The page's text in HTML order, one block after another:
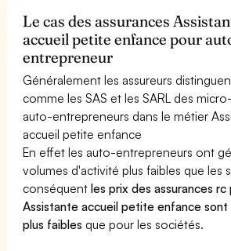
Le cas des assurances
accueil petite enfance pour
entrepreneur
Généralement les assureurs
comme les SAS et les SARL des
auto-entrepreneurs dans le métier
accueil petite enfance
En effet les auto-entrepreneurs ont
volumes d'activité plus faibles que les
conséquentles prix des assurances
Assistante accueil petite enfance
plus faibles que pour les sociétés.